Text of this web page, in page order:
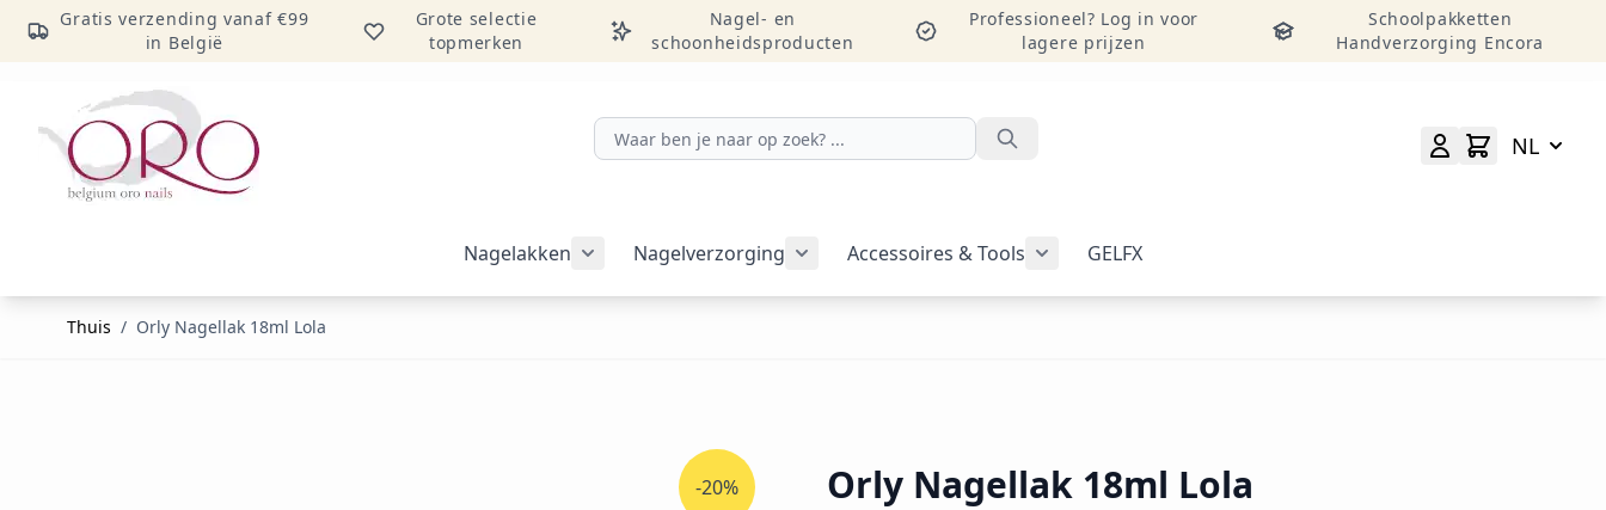
Gratis verzending vanaf €99
in België
Grote selectie
topmerken
Nagel- en
schoonheidsproducten
Professioneel? Log in voor
lagere prijzen
Schoolpakketten
Handverzorging Encora
Ga naar inhoud
Zoeken
NL
Nagelakken
Nagelverzorging
Accessoires & Tools
GELFX
Thuis / Orly Nagellak 18ml Lola
Orly Nagellak 18ml Lola
-20%